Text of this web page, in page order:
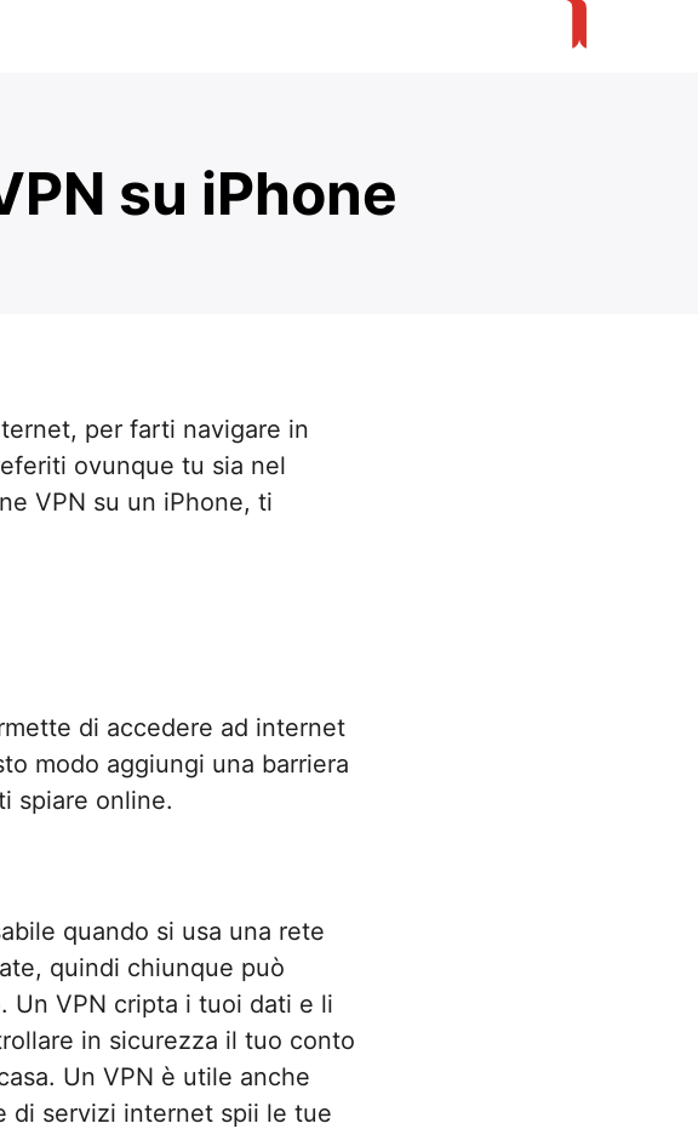
su iPhone
per farti navigare in
ovunque tu sia nel
VPN su un iPhone, ti
di accedere ad internet
modo aggiungi una barriera
spiare online.
quando si usa una rete
quindi chiunque può
Un VPN cripta i tuoi dati e li
in sicurezza il tuo conto
Un VPN è utile anche
di servizi internet spii le tue